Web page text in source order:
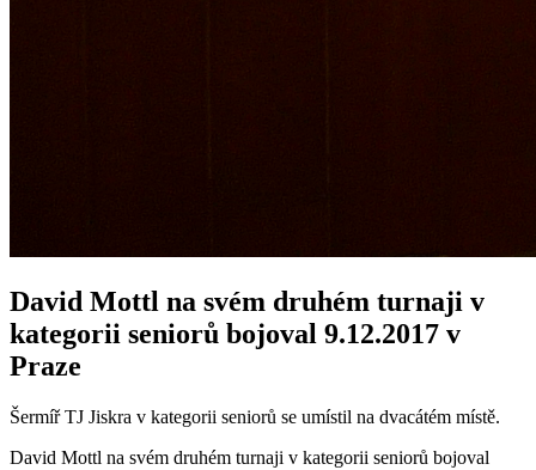
David Mottl na svém druhém turnaji v
kategorii seniorů bojoval 9.12.2017 v
Praze
Šermíř TJ Jiskra v kategorii seniorů se umístil na dvacátém místě.
David Mottl na svém druhém turnaji v kategorii seniorů bojoval